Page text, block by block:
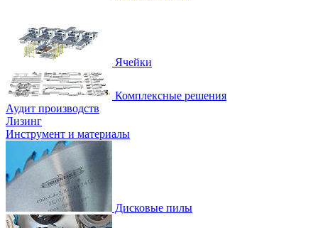
Ячейки
Комплексные решения
Аудит производств
Лизинг
Инструмент и материалы
Дисковые пилы